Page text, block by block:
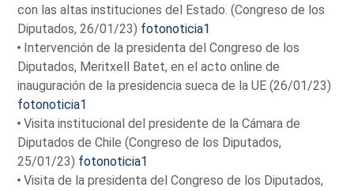
con las altas instituciones del Estado. (Congreso de los
Diputados, 26/01/23) fotonoticia1
Intervención de la presidenta del Congreso de los
Diputados, Meritxell Batet, en el acto online de
inauguración de la presidencia sueca de la UE (26/01/23)
fotonoticia1
Visita institucional del presidente de la Cámara de
Diputados de Chile (Congreso de los Diputados,
25/01/23) fotonoticia1
Visita de la presidenta del Congreso de los Diputados,